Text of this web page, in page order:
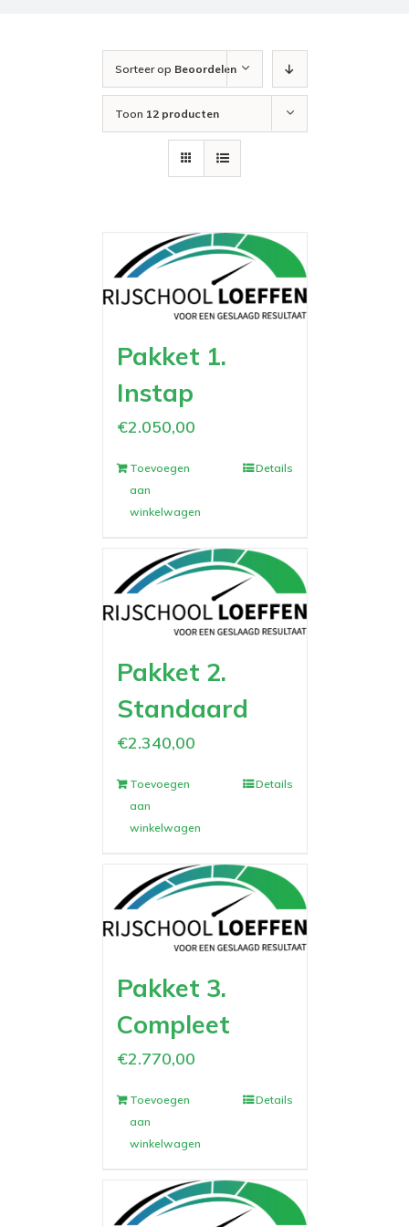
Sorteer op Beoordelen
Toon 12 producten
Pakket 1.
Instap
€2.050,00
Toevoegen
aan
winkelwagen
Details
Pakket 2.
Standaard
€2.340,00
Toevoegen
aan
winkelwagen
Details
Pakket 3.
Compleet
€2.770,00
Toevoegen
aan
winkelwagen
Details